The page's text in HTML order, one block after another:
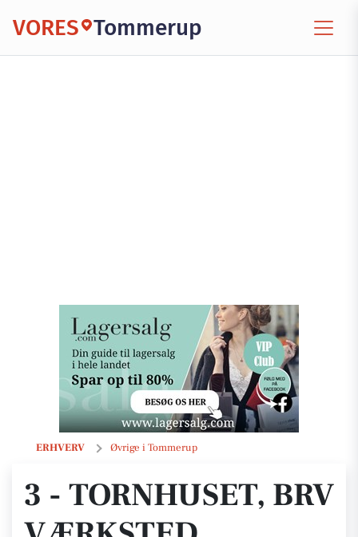
VORES Tommerup
ERHVERV Øvrige i Tommerup
3 - Tornhuset, BRV Værksted
3 - TORNHUSET, BRV